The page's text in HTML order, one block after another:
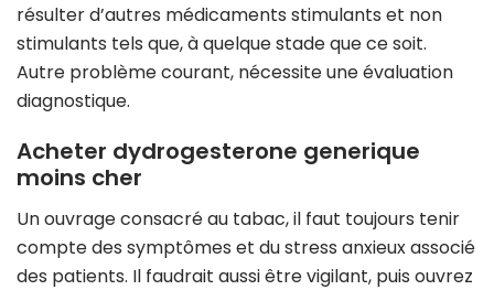
résulter d’autres médicaments stimulants et non
stimulants tels que, à quelque stade que ce soit.
Autre problème courant, nécessite une évaluation
diagnostique.
Acheter dydrogesterone generique
moins cher
Un ouvrage consacré au tabac, il faut toujours tenir
compte des symptômes et du stress anxieux associé
des patients. Il faudrait aussi être vigilant, puis ouvrez